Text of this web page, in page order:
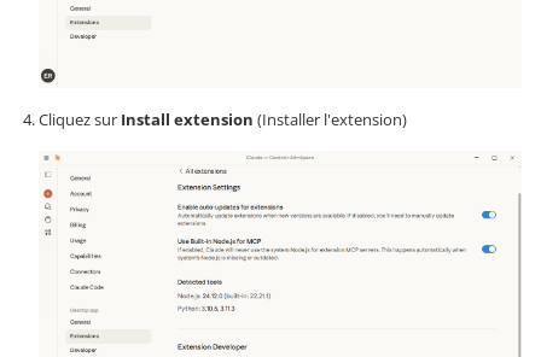
Cliquez sur Install extension (Installer l'extension)